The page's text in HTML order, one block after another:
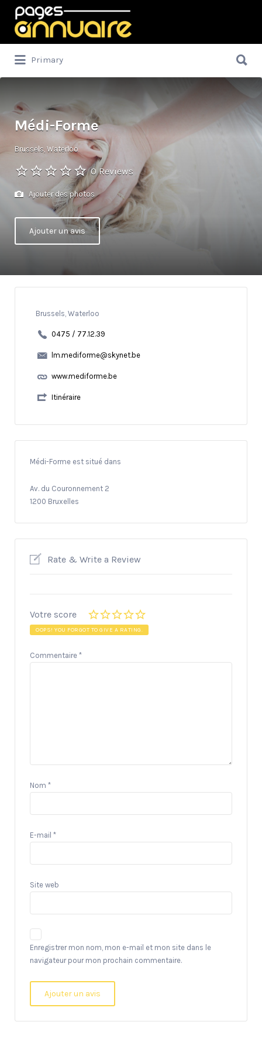
Rechercher:
Primary
Médi-Forme
Brussels, Waterloo
0 Reviews
Ajouter des photos
Ajouter un avis
Brussels, Waterloo
0475 / 77.12.39
lm.mediforme@skynet.be
www.mediforme.be
Itinéraire
Médi-Forme est situé dans
Av. du Couronnement 2
1200 Bruxelles
Rate & Write a Review
Votre score
OOPS! YOU FORGOT TO GIVE A RATING.
Commentaire *
Nom *
E-mail *
Site web
Enregistrer mon nom, mon e-mail et mon site dans le
navigateur pour mon prochain commentaire.